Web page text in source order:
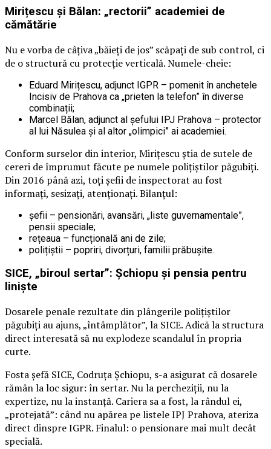
Mirițescu și Bălan: „rectorii” academiei de
cămătărie
Nu e vorba de câțiva „băieți de jos” scăpați de sub control, ci
de o structură cu protecție verticală. Numele-cheie:
Eduard Mirițescu, adjunct IGPR – pomenit în anchetele
Incisiv de Prahova ca „prieten la telefon” în diverse
combinații;
Marcel Bălan, adjunct al șefului IPJ Prahova – protector
al lui Năsulea și al altor „olimpici” ai academiei.
Conform surselor din interior, Mirițescu știa de sutele de
cereri de împrumut făcute pe numele polițiștilor păgubiți.
Din 2016 până azi, toți șefii de inspectorat au fost
informați, sesizați, atenționați. Bilanțul:
șefii – pensionări, avansări, „liste guvernamentale”,
pensii speciale;
rețeaua – funcțională ani de zile;
polițiștii – popriri, divorțuri, familii prăbușite.
SICE, „biroul sertar”: Șchiopu și pensia pentru
liniște
Dosarele penale rezultate din plângerile polițiștilor
păgubiți au ajuns, „întâmplător”, la SICE. Adică la structura
direct interesată să nu explodeze scandalul în propria
curte.
Fosta șefă SICE, Codruța Șchiopu, s-a asigurat că dosarele
rămân la loc sigur: în sertar. Nu la percheziții, nu la
expertize, nu la instanță. Cariera sa a fost, la rândul ei,
„protejată”: când nu apărea pe listele IPJ Prahova, ateriza
direct dinspre IGPR. Finalul: o pensionare mai mult decât
specială.